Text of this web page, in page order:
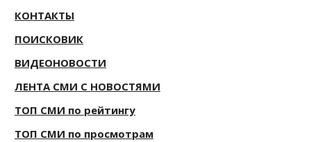
КОНТАКТЫ
ПОИСКОВИК
ВИДЕОНОВОСТИ
ЛЕНТА СМИ С НОВОСТЯМИ
ТОП СМИ по рейтингу
ТОП СМИ по просмотрам